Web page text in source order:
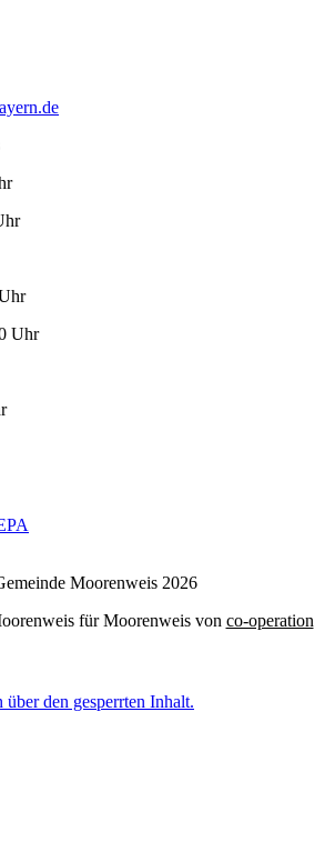
Uhr
Moorenweis 2026
für Moorenweis von co-operation
den gesperrten Inhalt.